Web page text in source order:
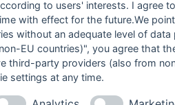
to users' interests. I agree
with effect for the future.We
without an adequate level of data
EU countries)", you agree that
third-party providers (also from
settings at any time.